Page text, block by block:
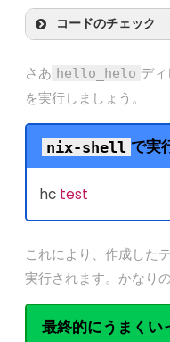
コードのチェック
さあ hello_helo デ
を実行しましょう。
nix-shell で実
hc test
これにより、作成した
実行されます。かなり
最終的にうまくい